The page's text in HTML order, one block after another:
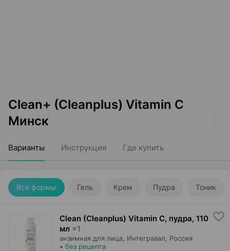
Clean+ (Cleanplus) Vitamin C
Минск
Варианты Инструкция Где купить
Все формы Гель Крем Пудра Тоник
Clean (Cleanplus) Vitamin C, пудра, 110
мл ×1
энзимная для лица, Интеграаал , Россия
• без рецепта